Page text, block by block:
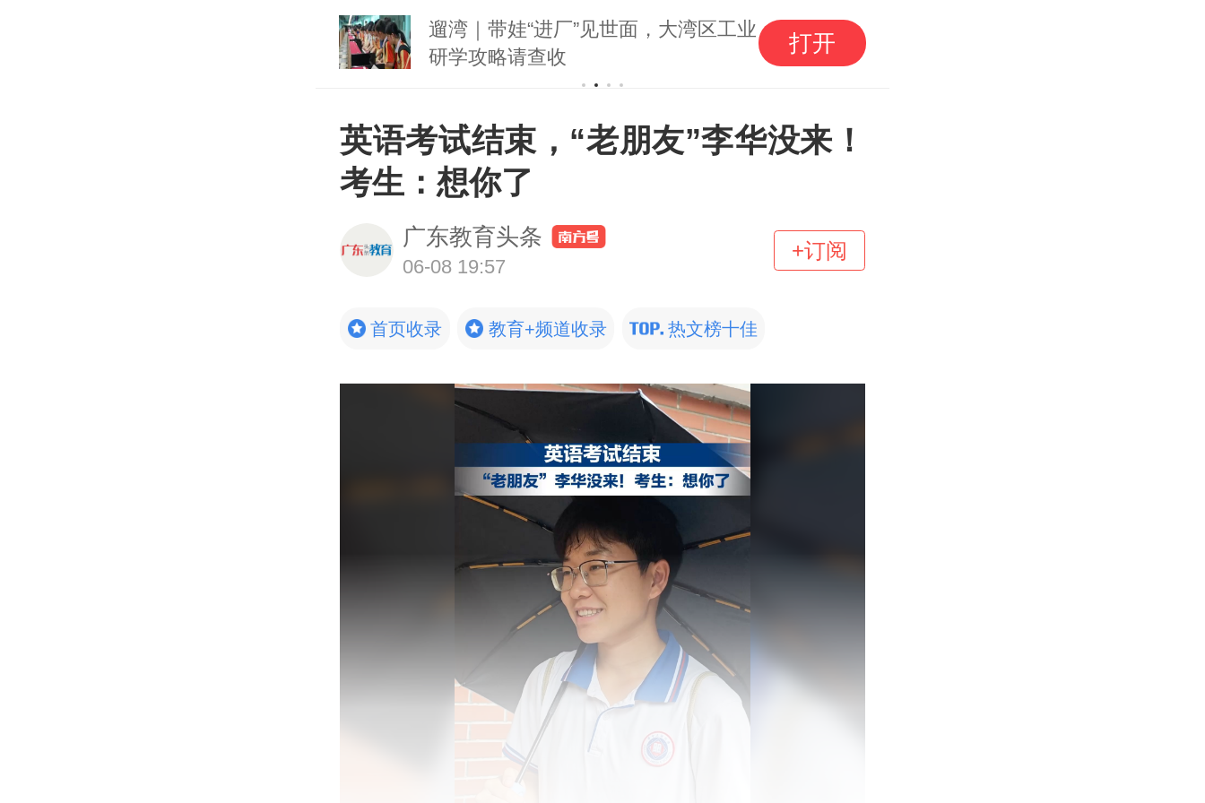
遛湾｜带娃“进厂”见世面，大湾区工业
研学攻略请查收
打开
英语考试结束，“老朋友”李华没来！
考生：想你了
广东教育头条
06-08 19:57
+订阅
首页收录 教育+频道收录 热文榜十佳